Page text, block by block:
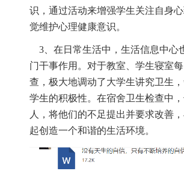
识，通过活动来增强学生关注自身
觉维护心理健康意识。
3 、在日常生活中，生活信息中心
门干事作用。对于教室、学生寝室
查，极大地调动了大学生讲究卫生
学生的积极性。在宿舍卫生检查中
人，将他们的不足提出并要求改善
起创造一个和谐的生活环境。